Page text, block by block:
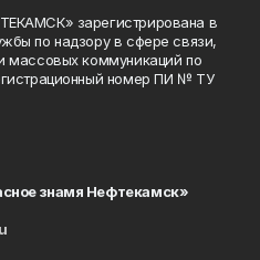
зарегистрирована в
по надзору в сфере связи,
массовых коммуникаций по
номер ПИ № ТУ
знамя Нефтекамск»